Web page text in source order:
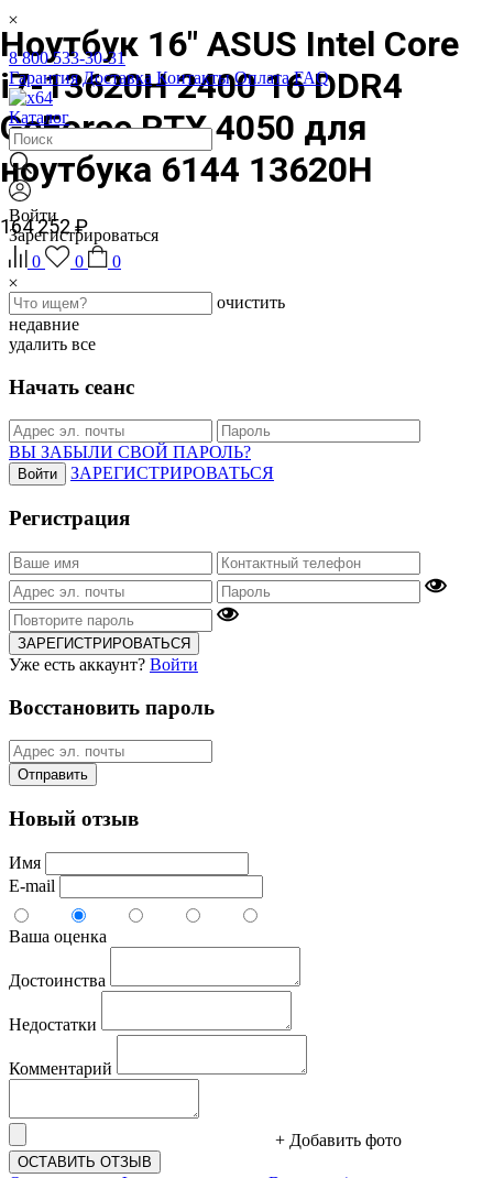
8 800 533-30-31
Гарантия Доставка Контакты Оплата FAQ
Каталог
Войти
Зарегистрироваться
0
0 0
очистить
недавние
удалить все
Начать сеанс
ВЫ ЗАБЫЛИ СВОЙ ПАРОЛЬ?
Войти ЗАРЕГИСТРИРОВАТЬСЯ
Регистрация
ЗАРЕГИСТРИРОВАТЬСЯ
Уже есть аккаунт? Войти
Восстановить пароль
Отправить
Новый отзыв
Имя
E-mail
Ваша оценка
Достоинства
Недостатки
Комментарий
+ Добавить фото
ОСТАВИТЬ ОТЗЫВ
Ноутбук 16" ASUS Intel Core
i7-13620H 2400 16 DDR4
GeForce RTX 4050 для
ноутбука 6144 13620H
164 252 ₽